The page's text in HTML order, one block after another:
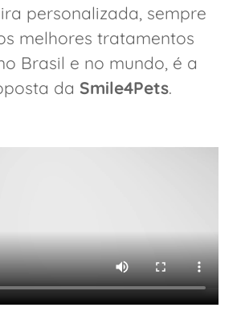
personalizada, sempre
melhores tratamentos
Brasil e no mundo, é a
da Smile4Pets.